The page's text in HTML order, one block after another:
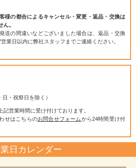
様の都合によるキャンセル・変更・返品・交換は
。
送の間違いなどございました場合は、返品・交換
業日以内に弊社スタッフまでご連絡ください。
・祝祭日を除く）
営業時間に受け付けております。
せはこちらのお問合せフォームから24時間受け付
日カレンダー